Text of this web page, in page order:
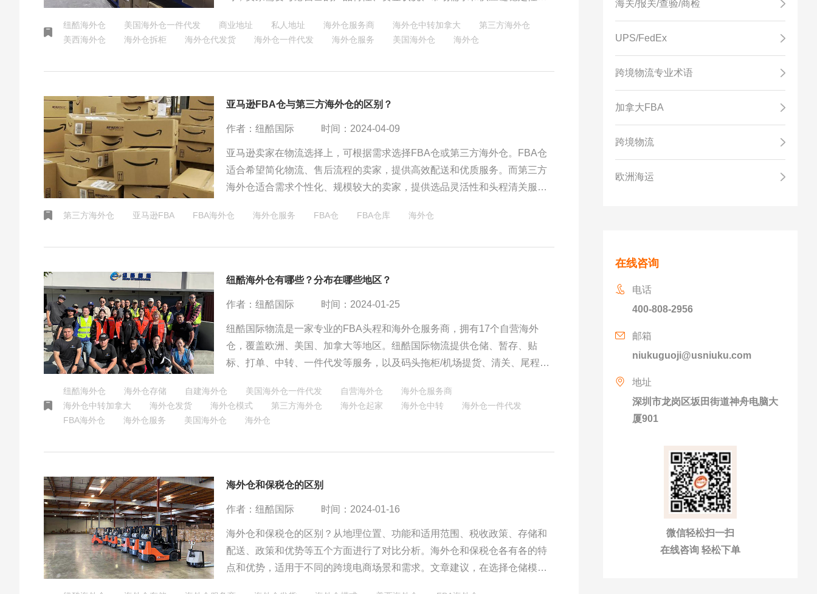
本，但也需要更多的前期投入和库存管理。
纽酷海外仓 美国海外仓一件代发 商业地址 私人地址 海外仓服务商 海外仓中转加拿大
第三方海外仓
美西海外仓
海外仓拆柜 海外仓代发货 海外仓一件代发 海外仓服务 美国海外仓 海外仓
亚马逊FBA仓与第三方海外仓的区别？
作者：纽酷国际 时间：2024-04-09
亚马逊卖家在物流选择上，可根据需求选择FBA仓或第三方海外仓。FBA仓
适合希望简化物流、售后流程的卖家，提供高效配送和优质服务。而第三方
海外仓适合需求个性化、规模较大的卖家，提供选品灵活性和头程清关服
第三方海外仓 ​亚马逊FBA FBA海外仓 海外仓服务 FBA仓 FBA仓库 海外仓
纽酷海外仓有哪些？分布在哪些地区？
作者：纽酷国际 时间：2024-01-25
纽酷国际物流是一家专业的FBA头程和海外仓服务商，拥有17个自营海外
仓，覆盖欧洲、美国、加拿大等地区。纽酷国际物流提供仓储、暂存、贴
标、打单、中转、一件代发等服务，以及码头拖柜/机场提货、清关、尾程卡
验，清关经验丰富，华人运营团队，快速响应客户需求，可承接超大件，打
纽酷海外仓 海外仓存储 自建海外仓 美国海外仓一件代发 自营海外仓
海外仓服务商
海外仓中转加拿大
海外仓发货 海外仓模式 第三方海外仓 海外仓起家 海外仓中转
海外仓一件代发
FBA海外仓
海外仓服务 美国海外仓 海外仓
海外仓和保税仓的区别
作者：纽酷国际 时间：2024-01-16
海外仓和保税仓的区别？从地理位置、功能和适用范围、税收政策、存储和
配送、政策和优势等五个方面进行了对比分析。海外仓和保税仓各有各的特
点和优势，适用于不同的跨境电商场景和需求。文章建议，在选择仓储模式
海关/报关/查验/商检
UPS/FedEx
跨境物流专业术语
加拿大FBA
跨境物流
欧洲海运
在线咨询
电话
400-808-2956
邮箱
niukuguoji@usniuku.com
地址
深圳市龙岗区坂田街道神舟电脑大
厦901
微信轻松扫一扫
在线咨询 轻松下单